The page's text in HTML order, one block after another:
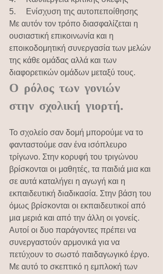
5.     Ενίσχυση της αυτοπεποίθησης
Με αυτόν τον τρόπο διασφαλίζεται η
ουσιαστική επικοινωνία και η
εποικοδομητική συνεργασία των μελών
της κάθε ομάδας αλλά και των
διαφορετικών ομάδων μεταξύ τους.
Ο ρόλος των γονιών
στην σχολική γιορτή.
Το σχολείο σαν δομή μπορούμε να το
φανταστούμε σαν ένα ισόπλευρο
τρίγωνο. Στην κορυφή του τριγώνου
βρίσκονται οι μαθητές, τα παιδιά μια και
σε αυτά καταλήγει η αγωγή και η
εκπαιδευτική διαδικασία. Στην βάση του
όμως βρίσκονται οι εκπαιδευτικοί από
μια μεριά και από την άλλη οι γονείς.
Αυτοί οι δυο παράγοντες πρέπει να
συνεργαστούν αρμονικά για να
πετύχουν το σωστό παιδαγωγικό έργο.
Με αυτό το σκεπτικό η εμπλοκή των